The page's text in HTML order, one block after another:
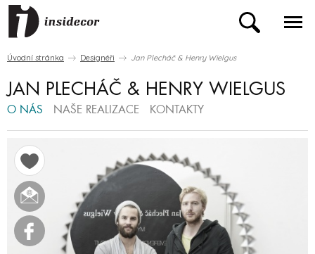
Úvodní stránka Designéři Jan Plecháč & Henry Wielgus
JAN PLECHÁČ & HENRY WIELGUS
O NÁS NAŠE REALIZACE KONTAKTY